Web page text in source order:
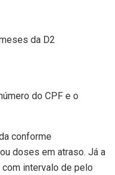
da D2
do CPF e o
conforme
doses em atraso. Já a
intervalo de pelo